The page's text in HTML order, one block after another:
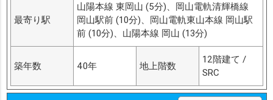
最寄り駅
山陽本線 東岡山 (5分)、岡山電軌清輝橋線
岡山駅前 (10分)、岡山電軌東山本線 岡山駅
前 (10分)、山陽本線 岡山 (13分)
築年数 40年 地上階数
12階建て /
SRC